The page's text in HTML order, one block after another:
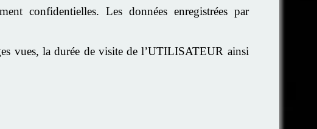
confidentielles. Les données enregistrées par
vues, la durée de visite de l’UTILISATEUR ainsi